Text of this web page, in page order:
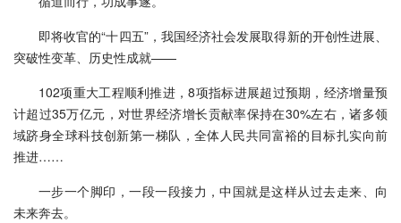
即将收官的“十四五”，我国经济社会发展取得新的开创性进展、
突破性变革、历史性成就——
102项重大工程顺利推进，8项指标进展超过预期，经济增量预
计超过35万亿元，对世界经济增长贡献率保持在30%左右，诸多领
域跻身全球科技创新第一梯队，全体人民共同富裕的目标扎实向前
推进……
一步一个脚印，一段一段接力，中国就是这样从过去走来、向
未来奔去。